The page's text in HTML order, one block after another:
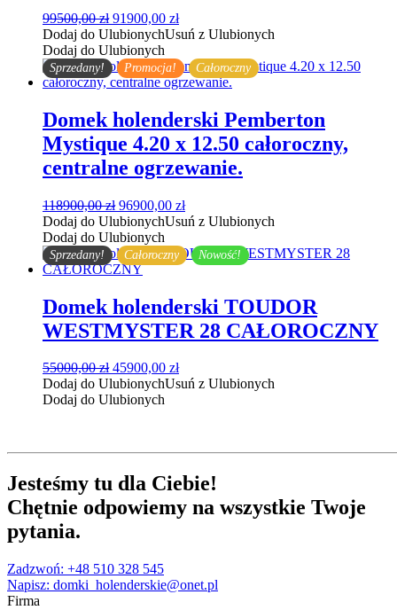
99500,00zł Pierwotna
cena
wynosiła:
99500,00 zł.
91900,00 złAktualna
cena
91900,00 zł.
Dodaj do UlubionychUsuń z Ulubionych
Dodaj do Ulubionych
Sprzedany! Promocja! Całoroczny
Domek holenderski Pemberton
Mystique 4.20 x 12.50 całoroczny,
centralne ogrzewanie.
118900,00zł Pierwotna
cena
wynosiła:
118900,00 zł.
96900,00 złAktualna
cena
96900,00 zł.
Dodaj do UlubionychUsuń z Ulubionych
Dodaj do Ulubionych
Sprzedany! Całoroczny Nowość!
Domek holenderski TOUDOR
WESTMYSTER 28 CAŁOROCZNY
55000,00zł Pierwotna
cena
wynosiła:
45900,00 złAktualna
cena
Dodaj do UlubionychUsuń z Ulubionych
Dodaj do Ulubionych
Jesteśmy tu dla Ciebie!
Chętnie odpowiemy na wszystkie Twoje
pytania.
Zadzwoń: +48 510 328 545
Napisz: domki_holenderskie@onet.pl
Firma